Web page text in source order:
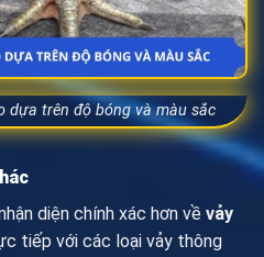
dựa trên độ bóng và màu sắc
diện chính xác hơn về vảy
tiếp với các loại vảy thông